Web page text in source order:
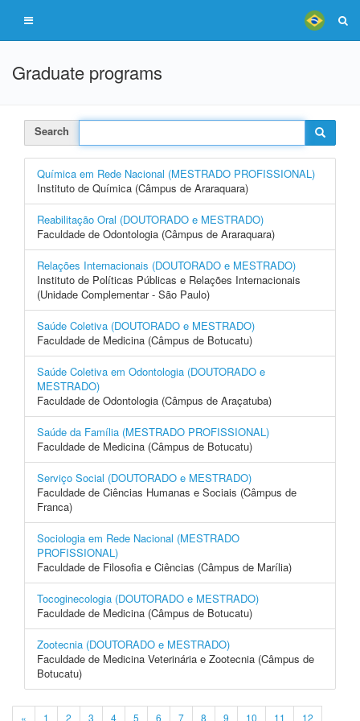
Graduate programs
Search
Química em Rede Nacional (MESTRADO PROFISSIONAL)
Instituto de Química (Câmpus de Araraquara)
Reabilitação Oral (DOUTORADO e MESTRADO)
Faculdade de Odontologia (Câmpus de Araraquara)
Relações Internacionais (DOUTORADO e MESTRADO)
Instituto de Políticas Públicas e Relações Internacionais
(Unidade Complementar - São Paulo)
Saúde Coletiva (DOUTORADO e MESTRADO)
Faculdade de Medicina (Câmpus de Botucatu)
Saúde Coletiva em Odontologia (DOUTORADO e
MESTRADO)
Faculdade de Odontologia (Câmpus de Araçatuba)
Saúde da Família (MESTRADO PROFISSIONAL)
Faculdade de Medicina (Câmpus de Botucatu)
Serviço Social (DOUTORADO e MESTRADO)
Faculdade de Ciências Humanas e Sociais (Câmpus de
Franca)
Sociologia em Rede Nacional (MESTRADO
PROFISSIONAL)
Faculdade de Filosofia e Ciências (Câmpus de Marília)
Tocoginecologia (DOUTORADO e MESTRADO)
Faculdade de Medicina (Câmpus de Botucatu)
Zootecnia (DOUTORADO e MESTRADO)
Faculdade de Medicina Veterinária e Zootecnia (Câmpus de
Botucatu)
« 1 2 3 4 5 6 7 8 9 10 11 12